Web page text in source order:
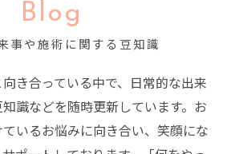
Blog
事や施術に関する豆知識
き合っている中で、日常的な出来
識などを随時更新しています。お
いるお悩みに向き合い、笑顔にな